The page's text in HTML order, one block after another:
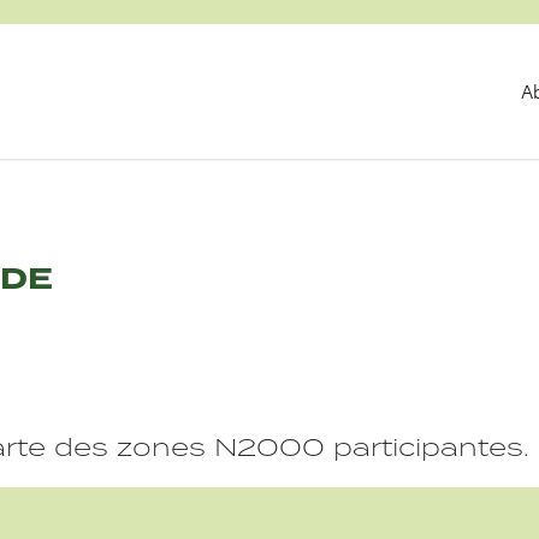
des zones N2000 participantes.